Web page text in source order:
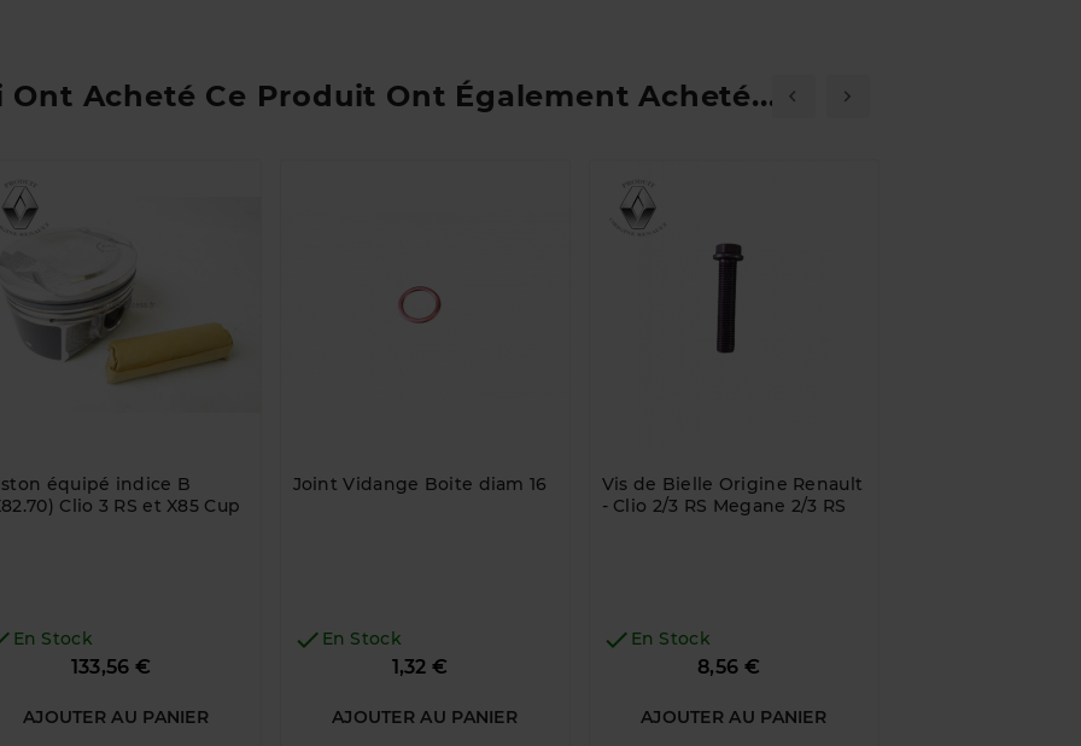
Ont Acheté Ce Produit Ont Également Acheté...
équipé indice B
Clio 3 RS et X85 Cup
En Stock
133,56 €
AJOUTER AU PANIER
Joint Vidange Boite diam 16
 En Stock
1,32 €
AJOUTER AU PANIER
Vis de Bielle Origine Renault
- Clio 2/3 RS Megane 2/3 RS
 En Stock
8,56 €
AJOUTER AU PANIER